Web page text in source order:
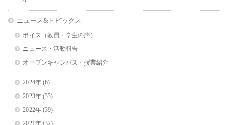
ニュース&トピックス
ボイス（教員・学生の声）
ニュース・活動報告
オープンキャンパス・授業紹介
2024年(6)
2023年(33)
2022年(39)